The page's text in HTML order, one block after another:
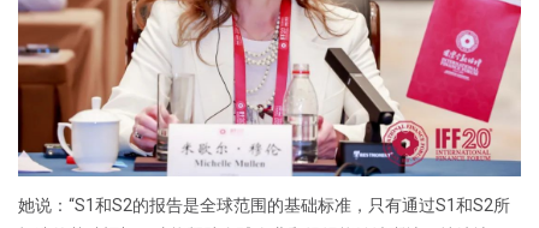
她说：“S1和S2的报告是全球范围的基础标准，只有通过S1和S2所